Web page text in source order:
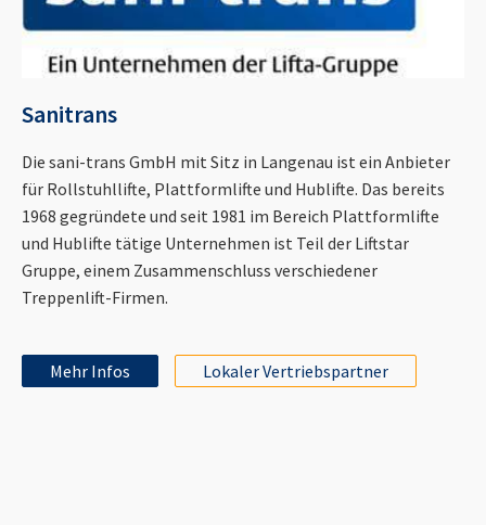
Sanitrans
Die sani-trans GmbH mit Sitz in Langenau ist ein Anbieter
für Rollstuhllifte, Plattformlifte und Hublifte. Das bereits
1968 gegründete und seit 1981 im Bereich Plattformlifte
und Hublifte tätige Unternehmen ist Teil der Liftstar
Gruppe, einem Zusammenschluss verschiedener
Treppenlift-Firmen.
Mehr Infos Lokaler Vertriebspartner